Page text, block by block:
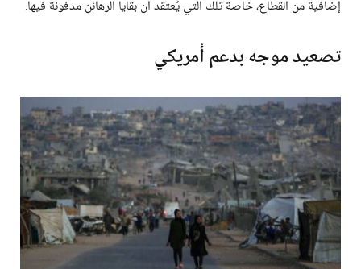
إضافية من القطاع، خاصة تلك التي يُعتقد أن بقايا الرهائن مدفونة فيها.
تصعيد موجه بدعم أمريكي